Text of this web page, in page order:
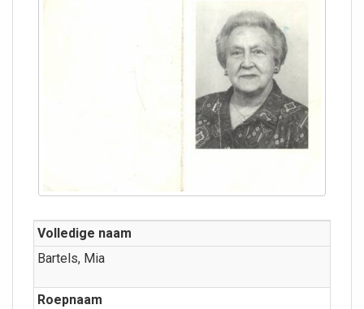
Volledige naam
Bartels, Mia
Roepnaam